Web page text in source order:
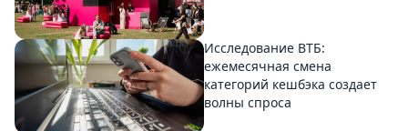
Исследование ВТБ:
ежемесячная смена
категорий кешбэка создает
волны спроса